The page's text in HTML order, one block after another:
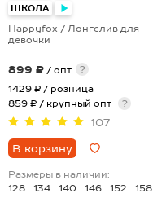
ШКОЛА
Happyfox / Лонгслив для
девочки
899 ₽ / опт
?
1429 ₽ / розница
859 ₽ / крупный опт
?
107
В корзину
Размеры в наличии:
128
134 140 146 152 158